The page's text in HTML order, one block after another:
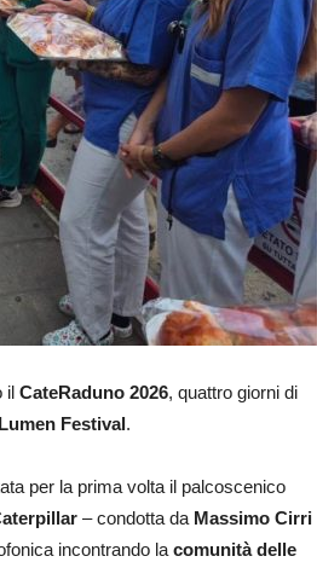
il CateRaduno 2026, quattro giorni di
Lumen Festival.
per la prima volta il palcoscenico
– condotta da Massimo Cirri
incontrando la comunità delle